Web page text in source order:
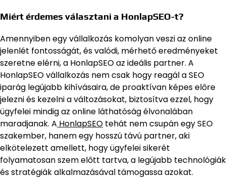
Miért érdemes választani a HonlapSEO-t?
Amennyiben egy vállalkozás komolyan veszi az online
jelenlét fontosságát, és valódi, mérhető eredményeket
szeretne elérni, a HonlapSEO az ideális partner. A
HonlapSEO vállalkozás nem csak hogy reagál a SEO
iparág legújabb kihívásaira, de proaktívan képes előre
jelezni és kezelni a változásokat, biztosítva ezzel, hogy
ügyfelei mindig az online láthatóság élvonalában
maradjanak. A HonlapSEO tehát nem csupán egy SEO
szakember, hanem egy hosszú távú partner, aki
elkötelezett amellett, hogy ügyfelei sikerét
folyamatosan szem előtt tartva, a legújabb technológiák
és stratégiák alkalmazásával támogassa azokat.